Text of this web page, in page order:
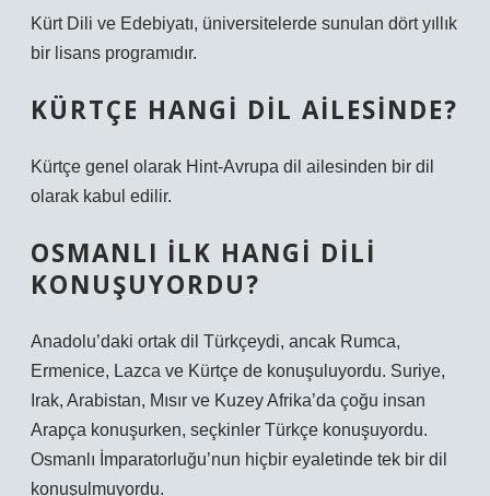
Kürt Dili ve Edebiyatı, üniversitelerde sunulan dört yıllık
bir lisans programıdır.
KÜRTÇE HANGI DIL AILESINDE?
Kürtçe genel olarak Hint-Avrupa dil ailesinden bir dil
olarak kabul edilir.
OSMANLI ILK HANGI DILI
KONUŞUYORDU?
Anadolu’daki ortak dil Türkçeydi, ancak Rumca,
Ermenice, Lazca ve Kürtçe de konuşuluyordu. Suriye,
Irak, Arabistan, Mısır ve Kuzey Afrika’da çoğu insan
Arapça konuşurken, seçkinler Türkçe konuşuyordu.
Osmanlı İmparatorluğu’nun hiçbir eyaletinde tek bir dil
konuşulmuyordu.